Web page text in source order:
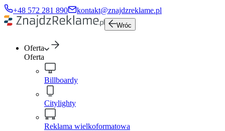
+48 572 281 890 kontakt@znajdzreklame.pl
Wróc
Oferta
Oferta
Billboardy
Citylighty
Reklama wielkoformatowa